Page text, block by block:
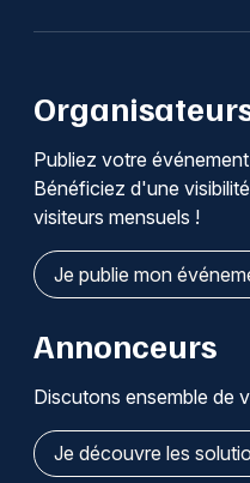
Publiez votre
Bénéficiez d'une
visiteurs mensuels !
Je publie mon
Annonceurs
Discutons ensemble de
Je découvre les